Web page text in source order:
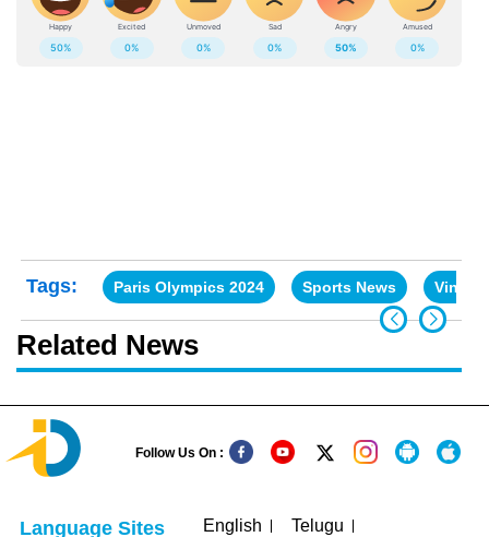
Tags: Paris Olympics 2024 Sports News
Related News
Follow Us On :
Language Sites English Telugu